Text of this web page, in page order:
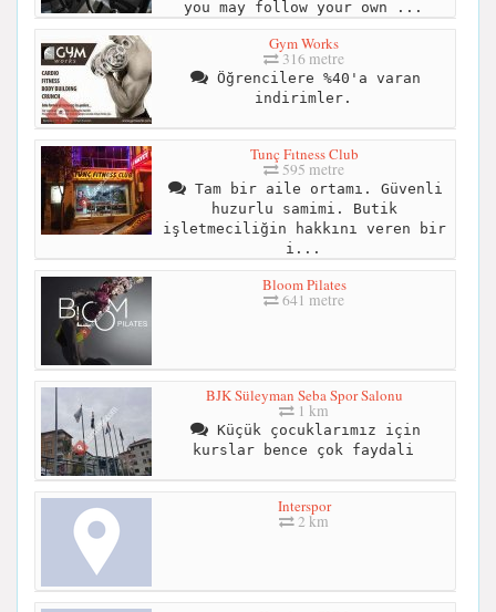
you may follow your own ...
Gym Works
316 metre
Öğrencilere %40'a varan
indirimler.
Tunç Fıtness Club
595 metre
Tam bir aile ortamı. Güvenli
huzurlu samimi. Butik
işletmeciliğin hakkını veren bir
i...
Bloom Pilates
641 metre
BJK Süleyman Seba Spor Salonu
1 km
Küçük çocuklarımız için
kurslar bence çok faydali
Interspor
2 km